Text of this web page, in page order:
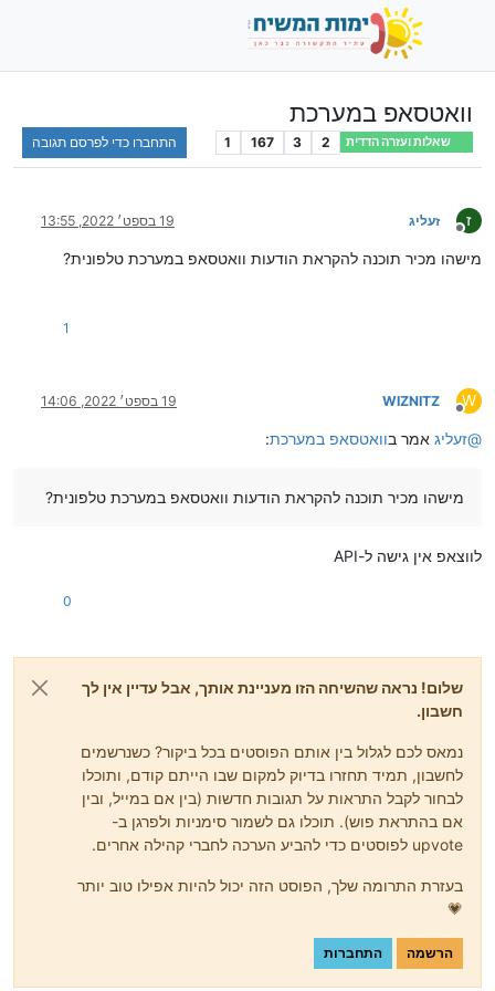
וואטסאפ במערכת
שאלות ועזרה הדדית 2
3
167
1 התחברו כדי לפרסם תגובה
ז
מנותק
זעליג 19 בספט׳ 2022, 13:55
מישהו מכיר תוכנה להקראת הודעות וואטסאפ במערכת טלפונית?
1
W
מנותק
WIZNITZ 19 בספט׳ 2022, 14:06
@זעליג אמר בוואטסאפ במערכת:
מישהו מכיר תוכנה להקראת הודעות וואטסאפ במערכת טלפונית?
לווצאפ אין גישה ל-API
0
שלום! נראה שהשיחה הזו מעניינת אותך, אבל עדיין אין לך
חשבון.
נמאס לכם לגלול בין אותם הפוסטים בכל ביקור? כשנרשמים
לחשבון, תמיד תחזרו בדיוק למקום שבו הייתם קודם, ותוכלו
לבחור לקבל התראות על תגובות חדשות (בין אם במייל, ובין
אם בהתראת פוש). תוכלו גם לשמור סימניות ולפרגן ב-
upvote לפוסטים כדי להביע הערכה לחברי קהילה אחרים.
בעזרת התרומה שלך, הפוסט הזה יכול להיות אפילו טוב יותר
💗
הרשמה התחברות